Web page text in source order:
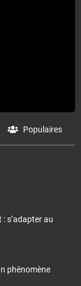
Populaires
s’adapter au
phénomène